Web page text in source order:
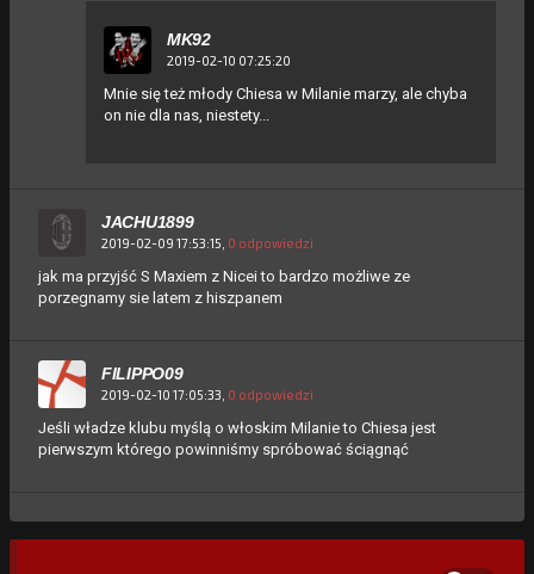
MK92
2019-02-10 07:25:20
Mnie się też młody Chiesa w Milanie marzy, ale chyba
on nie dla nas, niestety...
JACHU1899
2019-02-09 17:53:15, 0 odpowiedzi
jak ma przyjść S Maxiem z Nicei to bardzo możliwe ze
porzegnamy sie latem z hiszpanem
FILIPPO09
2019-02-10 17:05:33, 0 odpowiedzi
Jeśli władze klubu myślą o włoskim Milanie to Chiesa jest
pierwszym którego powinniśmy spróbować ściągnąć